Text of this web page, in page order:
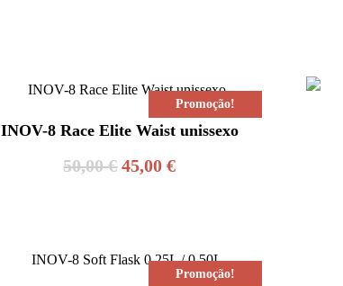
Promoção!
INOV-8 Race Elite Waist unissexo
50,00€ O
era:
45,00€O
é:
Promoção!